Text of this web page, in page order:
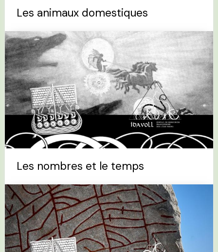
Les animaux domestiques
Les nombres et le temps